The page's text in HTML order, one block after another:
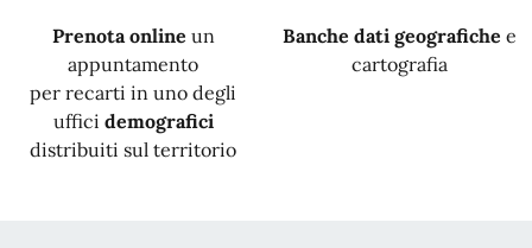
Prenota online un
appuntamento
per recarti in uno degli
uffici demografici
distribuiti sul territorio
Banche dati geografiche e
cartografia